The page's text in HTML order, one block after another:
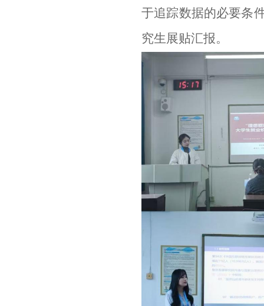
于追踪数据的必要条
究生展贴汇报。